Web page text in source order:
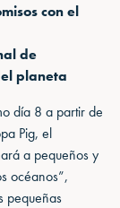
con el
de
planeta
día 8 a partir de
Pig, el
a pequeños y
océanos”,
pequeñas